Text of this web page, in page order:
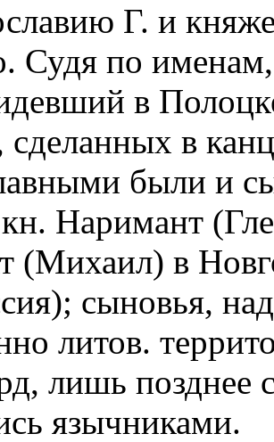
Г. и
Судя по
в
сделанных в
были и
Наримант
(Михаил) в
сыновья,
литов.
лишь позднее
язычниками.